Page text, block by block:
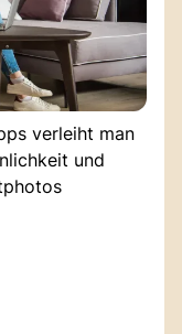
verleiht man
und